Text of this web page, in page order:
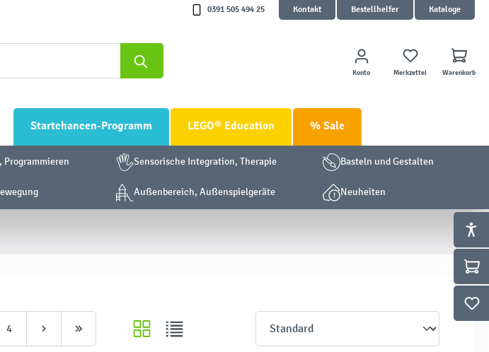
0391 505 494 25 Kontakt Bestellhelfer Kataloge
Konto Merkzettel Warenkorb
Startchancen-Programm LEGO® Education % Sale
Programmieren Sensorische Integration, Therapie Basteln und Gestalten
Außenbereich, Außenspielgeräte Neuheiten
4